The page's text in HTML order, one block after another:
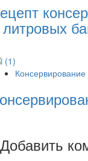
Консервирование
Добавить